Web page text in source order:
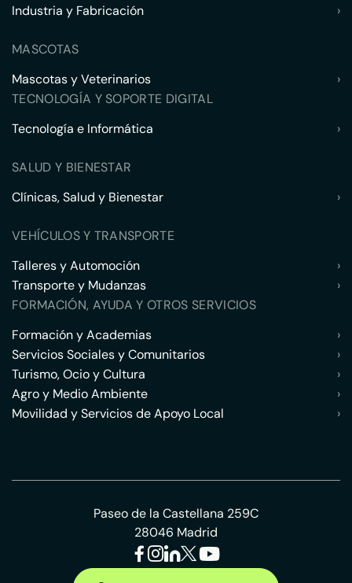
Industria y Fabricación
›
MASCOTAS
Mascotas y Veterinarios
›
TECNOLOGÍA Y SOPORTE DIGITAL
Tecnología e Informática
›
SALUD Y BIENESTAR
Clínicas, Salud y Bienestar
›
VEHÍCULOS Y TRANSPORTE
Talleres y Automoción
›
Transporte y Mudanzas
›
FORMACIÓN, AYUDA Y OTROS SERVICIOS
Formación y Academias
›
Servicios Sociales y Comunitarios
›
Turismo, Ocio y Cultura
›
Agro y Medio Ambiente
›
Movilidad y Servicios de Apoyo Local
›
Paseo de la Castellana 259C
28046 Madrid